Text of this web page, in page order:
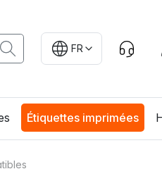
FR
Étiquettes imprimées